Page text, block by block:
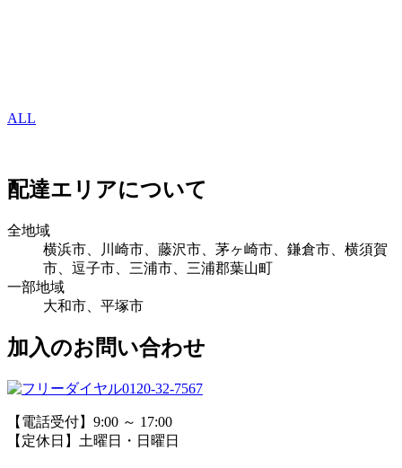
ALL
配達エリアについて
全地域
横浜市、川崎市、藤沢市、茅ヶ崎市、鎌倉市、横須賀
市、逗子市、三浦市、三浦郡葉山町
一部地域
大和市、平塚市
加入のお問い合わせ
0120-32-7567
【電話受付】9:00 ～ 17:00
【定休日】土曜日・日曜日